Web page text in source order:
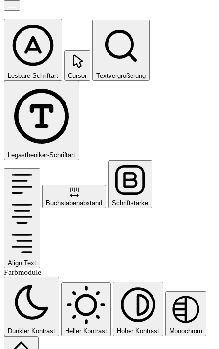
Lesbare Schriftart Cursor Textvergrößerung
Legastheniker-Schriftart
Align Text
Buchstabenabstand Schriftstärke
Farbmodule
Dunkler Kontrast Heller Kontrast Hoher Kontrast Monochrom